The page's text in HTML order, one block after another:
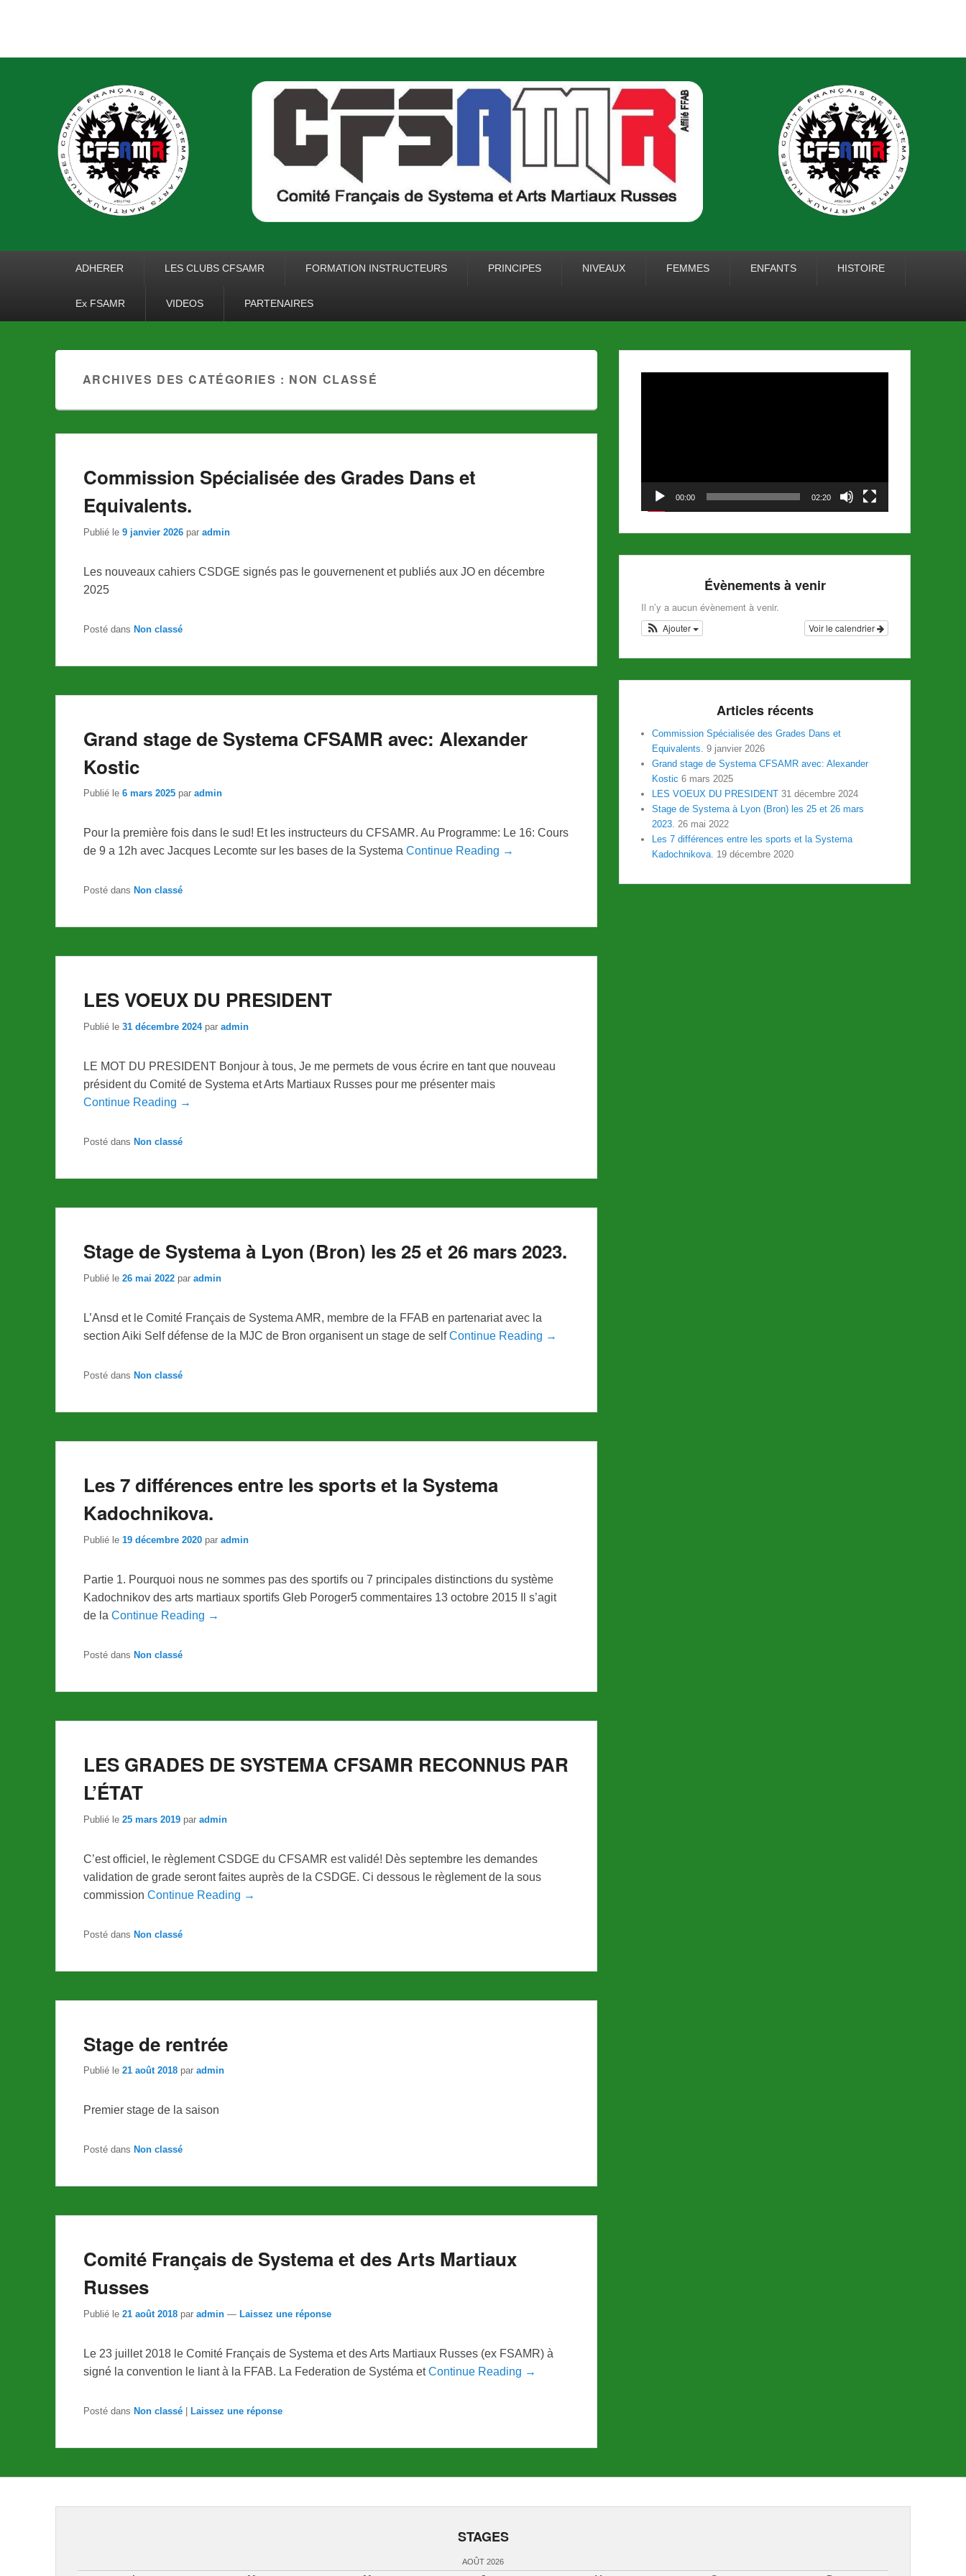
RUSSES
ADHERER LES CLUBS CFSAMR FORMATION INSTRUCTEURS PRINCIPES NIVEAUX FEMMES ENFANTS HISTOIRE
Ex FSAMR VIDEOS PARTENAIRES
ARCHIVES DES CATÉGORIES : NON CLASSÉ
Commission Spécialisée des Grades Dans et
Equivalents.
Publié le 9 janvier 2026 par admin
Les nouveaux cahiers CSDGE signés pas le gouvernenent et publiés aux JO en décembre
2025
Posté dans Non classé
Grand stage de Systema CFSAMR avec: Alexander
Kostic
Publié le 6 mars 2025 par admin
Pour la première fois dans le sud! Et les instructeurs du CFSAMR. Au Programme: Le 16: Cours
de 9 a 12h avec Jacques Lecomte sur les bases de la Systema Continue Reading →
Posté dans Non classé
LES VOEUX DU PRESIDENT
Publié le 31 décembre 2024 par admin
LE MOT DU PRESIDENT Bonjour à tous, Je me permets de vous écrire en tant que nouveau
président du Comité de Systema et Arts Martiaux Russes pour me présenter mais
Continue Reading →
Posté dans Non classé
Stage de Systema à Lyon (Bron) les 25 et 26 mars 2023.
Publié le 26 mai 2022 par admin
L’Ansd et le Comité Français de Systema AMR, membre de la FFAB en partenariat avec la
section Aiki Self défense de la MJC de Bron organisent un stage de selfContinue Reading →
Posté dans Non classé
Les 7 différences entre les sports et la Systema
Kadochnikova.
Publié le 19 décembre 2020 par admin
Partie 1. Pourquoi nous ne sommes pas des sportifs ou 7 principales distinctions du système
Kadochnikov des arts martiaux sportifs Gleb Poroger5 commentaires 13 octobre 2015 Il s’agit
de la Continue Reading →
Posté dans Non classé
LES GRADES DE SYSTEMA CFSAMR RECONNUS PAR
L’ÉTAT
Publié le 25 mars 2019 par admin
C’est officiel, le règlement CSDGE du CFSAMR est validé! Dès septembre les demandes
validation de grade seront faites auprès de la CSDGE. Ci dessous le règlement de la sous
commission Continue Reading →
Posté dans Non classé
Stage de rentrée
Publié le 21 août 2018 par admin
Premier stage de la saison
Posté dans Non classé
Comité Français de Systema et des Arts Martiaux
Russes
Publié le 21 août 2018 par admin — Laissez une réponse
Le 23 juillet 2018 le Comité Français de Systema et des Arts Martiaux Russes (ex FSAMR) à
signé la convention le liant à la FFAB. La Federation de Systéma etContinue Reading →
Posté dans Non classé Laissez une réponse
00:00 02:20
Évènements à venir
Il n’y a aucun évènement à venir.
Voir le calendrier
Ajouter
Articles récents
Commission Spécialisée des Grades Dans et
Equivalents. 9 janvier 2026
Grand stage de Systema CFSAMR avec: Alexander
Kostic 6 mars 2025
LES VOEUX DU PRESIDENT 31 décembre 2024
Stage de Systema à Lyon (Bron) les 25 et 26 mars
2023. 26 mai 2022
Les 7 différences entre les sports et la Systema
Kadochnikova. 19 décembre 2020
STAGES
AOÛT 2026